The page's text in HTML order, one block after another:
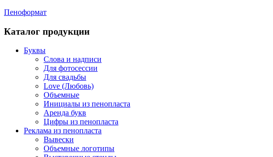
Пеноформат
Каталог продукции
Буквы
Слова и надписи
Для фотосессии
Для свадьбы
Love (Любовь)
Объемные
Инициалы из пенопласта
Аренда букв
Цифры из пенопласта
Реклама из пенопласта
Вывески
Объемные логотипы